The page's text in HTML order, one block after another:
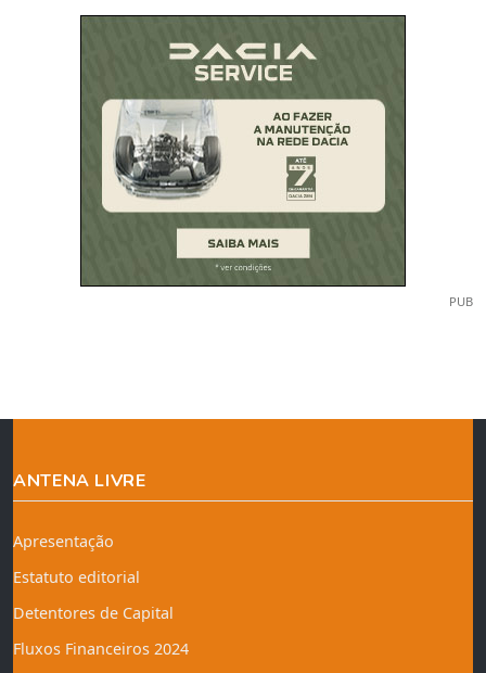
PUB
ANTENA LIVRE
Apresentação
Estatuto editorial
Detentores de Capital
Fluxos Financeiros 2024